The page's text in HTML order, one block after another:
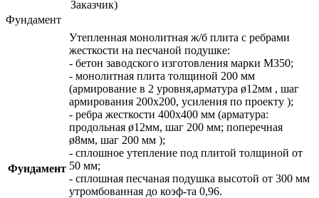
Заказчик)
Фундамент
Фундамент
Утепленная монолитная ж/б плита с ребрами
жесткости на песчаной подушке:
- бетон заводского изготовления марки М350;
- монолитная плита толщиной 200 мм
(армирование в 2 уровня,арматура ø12мм , шаг
армирования 200х200, усиления по проекту );
- ребра жесткости 400х400 мм (арматура:
продольная ø12мм, шаг 200 мм; поперечная
ø8мм, шаг 200 мм );
- сплошное утепление под плитой толщиной от
50 мм;
- сплошная песчаная подушка высотой от 300 мм
утромбованная до коэф-та 0,96.